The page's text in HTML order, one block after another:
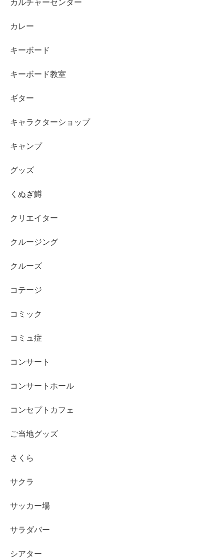
カルチャーセンター
カレー
キーボード
キーボード教室
ギター
キャラクターショップ
キャンプ
グッズ
くぬぎ鱒
クリエイター
クルージング
クルーズ
コテージ
コミック
コミュ症
コンサート
コンサートホール
コンセプトカフェ
ご当地グッズ
さくら
サクラ
サッカー場
サラダバー
シアター